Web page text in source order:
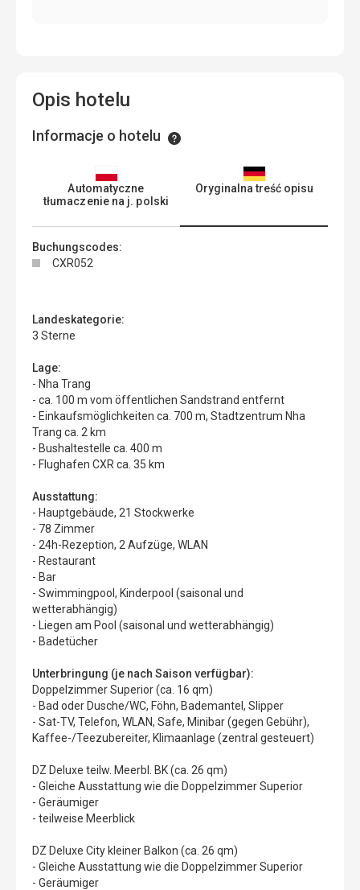
Automatyczne
tłumaczenie na j. polski
Oryginalna treść opisu
Buchungscodes:
CXR052
Landeskategorie:
3 Sterne
Lage:
- Nha Trang
- ca. 100 m vom öffentlichen Sandstrand entfernt
- Einkaufsmöglichkeiten ca. 700 m, Stadtzentrum Nha
Trang ca. 2 km
- Bushaltestelle ca. 400 m
- Flughafen CXR ca. 35 km
Ausstattung:
- Hauptgebäude, 21 Stockwerke
- 78 Zimmer
- 24h-Rezeption, 2 Aufzüge, WLAN
- Restaurant
- Bar
- Swimmingpool, Kinderpool (saisonal und
wetterabhängig)
- Liegen am Pool (saisonal und wetterabhängig)
- Badetücher
Unterbringung (je nach Saison verfügbar):
Doppelzimmer Superior (ca. 16 qm)
- Bad oder Dusche/WC, Föhn, Bademantel, Slipper
- Sat-TV, Telefon, WLAN, Safe, Minibar (gegen Gebühr),
Kaffee-/Teezubereiter, Klimaanlage (zentral gesteuert)
DZ Deluxe teilw. Meerbl. BK (ca. 26 qm)
- Gleiche Ausstattung wie die Doppelzimmer Superior
- Geräumiger
- teilweise Meerblick
DZ Deluxe City kleiner Balkon (ca. 26 qm)
- Gleiche Ausstattung wie die Doppelzimmer Superior
- Geräumiger
Opis hotelu
Informacje o hotelu Informacje